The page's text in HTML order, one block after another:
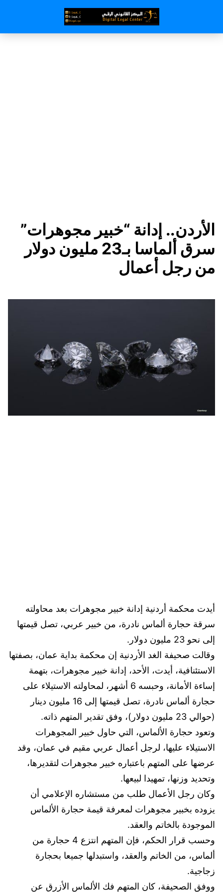
الأردن.. إدانة “خبير مجوهرات”
سرق ألماسا بـ23 مليون دولار
من رجل أعمال
أيدت محكمة أردنية إدانة خبير مجوهرات بعد محاولته
سرقة حجارة ألماس نادرة، من خبير عربي، تصل قيمتها
إلى نحو 23 مليون دولار.
وقالت صحيفة الغد الأردنية إن محكمة بداية عمان، بصفتها
الاستئنافية، أيدت، الأحد، إدانة خبير مجوهرات، بتهمة
إساءة الأمانة، وحبسه 6 أشهر، لمحاولته الاستيلاء على
حجارة ألماس نادرة، تصل قيمتها إلى 16 مليون دينار
(حوالي 23 مليون دولار)، وفق تقدير المتهم ذاته.
وتعود حجارة الألماس، التي حاول خبير المجوهرات
الاستيلاء عليها، لرجل أعمال عربي مقيم في عمان، وقد
عرضها على المتهم باعتباره خبير مجوهرات لتقديرها،
وتحديد وزنها، تمهيدا لبيعها.
وكان رجل الأعمال طلب من مستشاره الإعلامي أن
يزوده بخبير مجوهرات لمعرفة قيمة حجارة الألماس
الموجودة بالخاتم والعقد.
وحسب قرار الحكم، فإن المتهم انتزع 4 حجارة من
ألماس، من الخاتم والعقد، واستبدلها جميعا بحجارة
زجاجية.
ووفق الصحيفة، كان المتهم فك الألماس الأزرق عن